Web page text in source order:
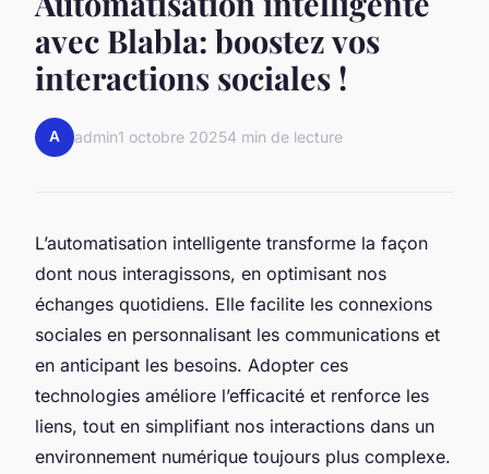
avec Blabla: boostez vos
interactions sociales !
A admin1 octobre 20254 min de lecture
L’automatisation intelligente transforme la façon
dont nous interagissons, en optimisant nos
échanges quotidiens. Elle facilite les connexions
sociales en personnalisant les communications et
en anticipant les besoins. Adopter ces
technologies améliore l’efficacité et renforce les
liens, tout en simplifiant nos interactions dans un
environnement numérique toujours plus complexe.